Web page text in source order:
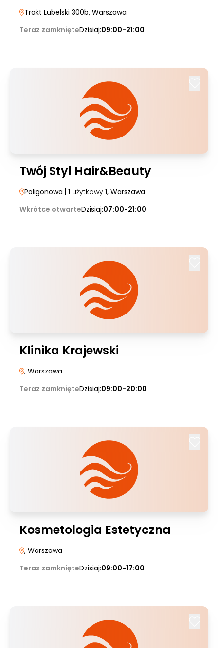
Trakt Lubelski 300b, Warszawa
Teraz zamknięteDzisiaj:09:00-21:00
Twój Styl Hair&Beauty
Poligonowa | 1 użytkowy 1, Warszawa
Wkrótce otwarteDzisiaj:07:00-21:00
Klinika Krajewski
, Warszawa
Teraz zamknięteDzisiaj:09:00-20:00
Kosmetologia Estetyczna
, Warszawa
Teraz zamknięteDzisiaj:09:00-17:00